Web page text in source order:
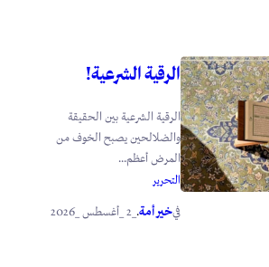
الرقية الشرعية!
الرقية الشرعية بين الحقيقة
والضلالحين يصبح الخوف من
المرض أعظم...
التحرير
فيخير أمة.